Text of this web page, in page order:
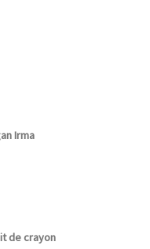
Irma
de crayon